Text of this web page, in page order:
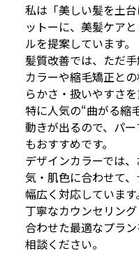
私は「美しい髪を土
ットーに、美髪ケア
ルを提案しています。
髪質改善では、ただ
カラーや縮毛矯正と
らかさ・扱いやすさを
特に人気の“曲がる縮
動きが出るので、パ
もおすすめです。
デザインカラーでは
気・肌色に合わせて
幅広く対応しています。
丁寧なカウンセリン
合わせた最適なプラ
相談ください。